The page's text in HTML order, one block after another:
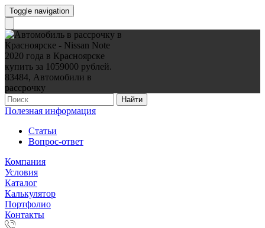
Toggle navigation
Найти
Полезная информация
Статьи
Вопрос-ответ
Компания
Условия
Каталог
Калькулятор
Портфолио
Контакты